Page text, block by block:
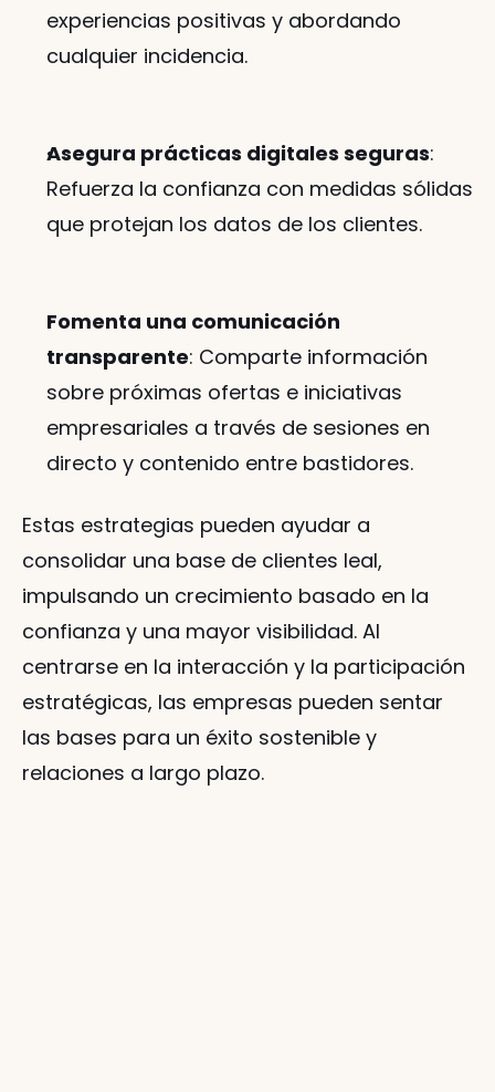
experiencias positivas y abordando
cualquier incidencia.
Asegura prácticas digitales seguras:
Refuerza la confianza con medidas sólidas
que protejan los datos de los clientes.
Fomenta una comunicación
transparente: Comparte información
sobre próximas ofertas e iniciativas
empresariales a través de sesiones en
directo y contenido entre bastidores.
Estas estrategias pueden ayudar a
consolidar una base de clientes leal,
impulsando un crecimiento basado en la
confianza y una mayor visibilidad. Al
centrarse en la interacción y la participación
estratégicas, las empresas pueden sentar
las bases para un éxito sostenible y
relaciones a largo plazo.